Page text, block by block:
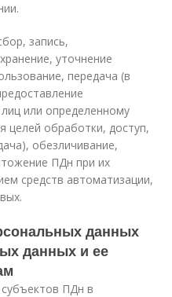
запись,
уточнение
передача (в
или определенному
целей обработки, доступ,
обезличивание,
ПДн при их
средств автоматизации,
данных
данных и ее
ПДн в